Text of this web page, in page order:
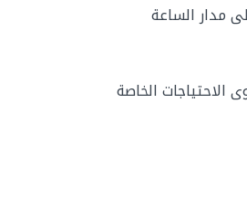
مدار الساعة
الاحتياجات الخاصة